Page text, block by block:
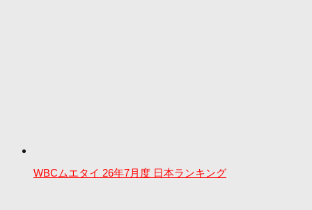
WBCムエタイ 26年7月度 日本ランキング